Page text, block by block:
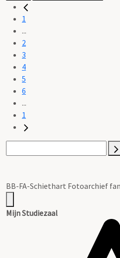
1
...
2
3
4
5
6
...
1
BB-FA-Schiethart Fotoarchief
Mijn Studiezaal